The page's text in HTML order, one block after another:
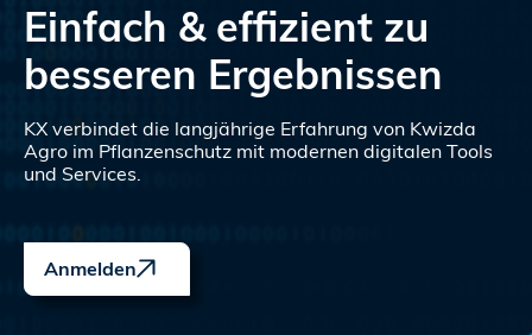
Einfach & effizient zu
besseren Ergebnissen
KX verbindet die langjährige Erfahrung von Kwizda
Agro im Pflanzenschutz mit modernen digitalen Tools
und Services.
Anmelden